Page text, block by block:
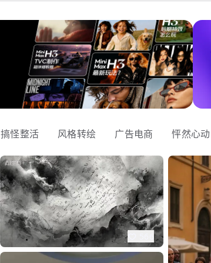
搞怪整活 风格转绘 广告电商 怦然心动